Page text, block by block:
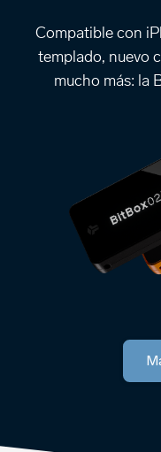
Compatible con
templado, nuevo
mucho más: la